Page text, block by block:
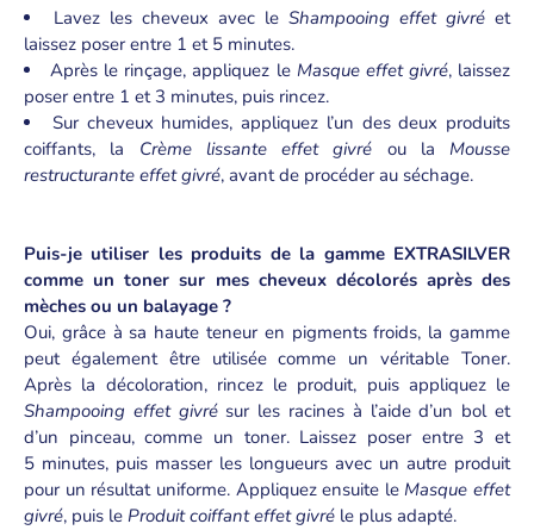
Lavez les cheveux avec le Shampooing effet givré et
laissez poser entre 1 et 5 minutes.
Après le rinçage, appliquez le Masque effet givré, laissez
poser entre 1 et 3 minutes, puis rincez.
Sur cheveux humides, appliquez l’un des deux produits
coiffants, la Crème lissante effet givré ou la Mousse
restructurante effet givré, avant de procéder au séchage.
Puis-je utiliser les produits de la gamme EXTRASILVER
comme un toner sur mes cheveux décolorés après des
mèches ou un balayage ?
Oui, grâce à sa haute teneur en pigments froids, la gamme
peut également être utilisée comme un véritable Toner.
Après la décoloration, rincez le produit, puis appliquez le
Shampooing effet givrésur les racines à l’aide d’un bol et
d’un pinceau, comme un toner. Laissez poser entre 3 et
5 minutes, puis masser les longueurs avec un autre produit
pour un résultat uniforme. Appliquez ensuite le Masque effet
givré, puis le Produit coiffant effet givré le plus adapté.